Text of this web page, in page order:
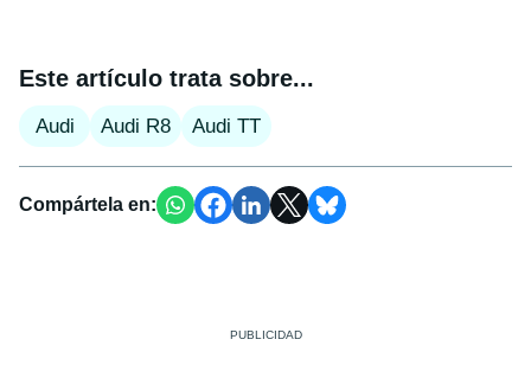
Este artículo trata sobre...
Audi Audi R8 Audi TT
Compártela en: